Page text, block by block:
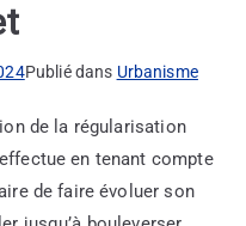
Publié dans Urbanisme
de la régularisation
en tenant compte
de faire évoluer son